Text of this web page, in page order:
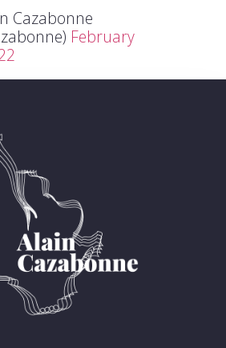
Cazabonne
February